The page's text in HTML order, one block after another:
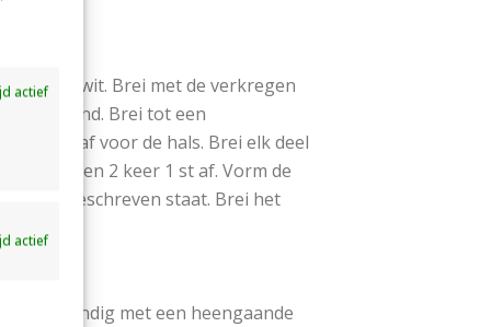
actief
actief
nu met wit. Brei met de verkregen
voorpand. Brei tot een
– 54) st af voor de hals. Brei elk deel
1 keer 2 en 2 keer 1 st af. Vorm de
beschreven staat. Brei het
1, eindig met een heengaande